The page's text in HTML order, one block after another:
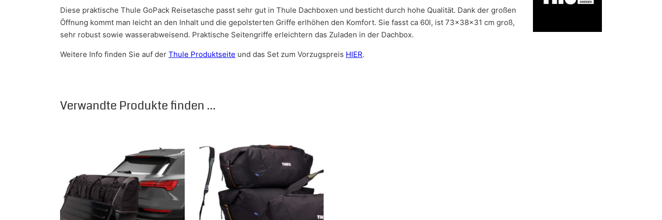
Diese praktische Thule GoPack Reisetasche passt sehr gut in Thule Dachboxen und besticht durch hohe Qualität. Dank der großen
Öffnung kommt man leicht an den Inhalt und die gepolsterten Griffe erlhöhen den Komfort. Sie fasst ca 60l, ist 73x38x31 cm groß,
sehr robust sowie wasserabweisend. Praktische Seitengriffe erleichtern das Zuladen in der Dachbox.
Weitere Info finden Sie auf der Thule Produktseite und das Set zum Vorzugspreis HIER.
Verwandte Produkte finden ...